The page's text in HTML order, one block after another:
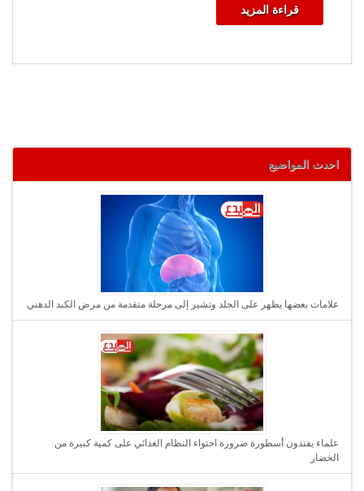
قراءة المزيد
احدث المواضيع
علامات بعضها يظهر على الجلد وتشير إلى مرحلة متقدمة من مرض الكبد الدهني
علماء يفندون أسطورة ضرورة احتواء النظام الغذائي على كمية كبيرة من
الخضار